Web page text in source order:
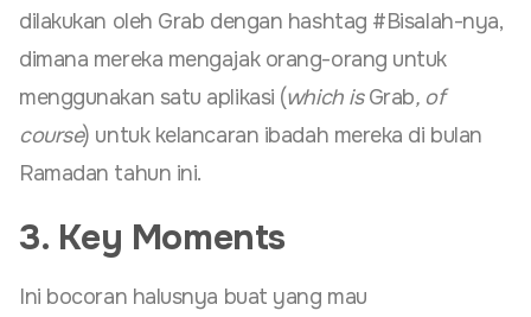
dilakukan oleh Grab dengan hashtag #Bisalah-nya,
dimana mereka mengajak orang-orang untuk
menggunakan satu aplikasi (which isGrab, of
course) untuk kelancaran ibadah mereka di bulan
Ramadan tahun ini.
3. Key Moments
Ini bocoran halusnya buat yang mau